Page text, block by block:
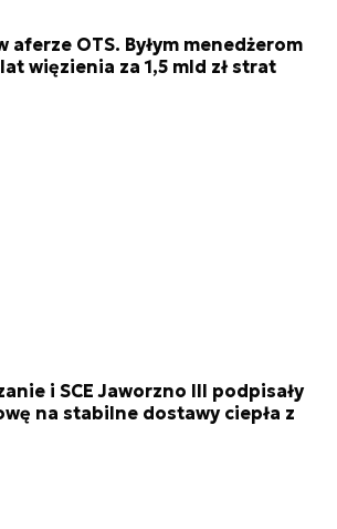
aferze OTS. Byłym menedżerom
więzienia za 1,5 mld zł strat
i SCE Jaworzno III podpisały
na stabilne dostawy ciepła z